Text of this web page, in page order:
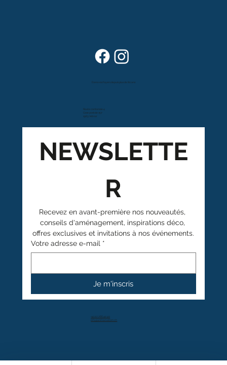
Route cantonale 4
Case postale 157
1963 Vétroz
Dans vos foyers depuis plus de 80 ans
+41 27 766 40 40
info@anthamatten.ch
NEWSLETTE
R
Recevez en avant-première nos nouveautés,
conseils d'aménagement, inspirations déco,
offres exclusives et invitations à nos événements.
Votre adresse e-mail *
Je m'inscris
4.4